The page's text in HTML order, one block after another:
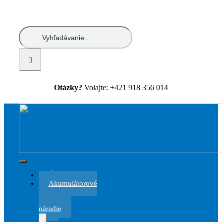
content
Hľadať:
Otázky? Volajte: +421 918 356 014
Toggle
Navigation
Akumulátorové
náradie